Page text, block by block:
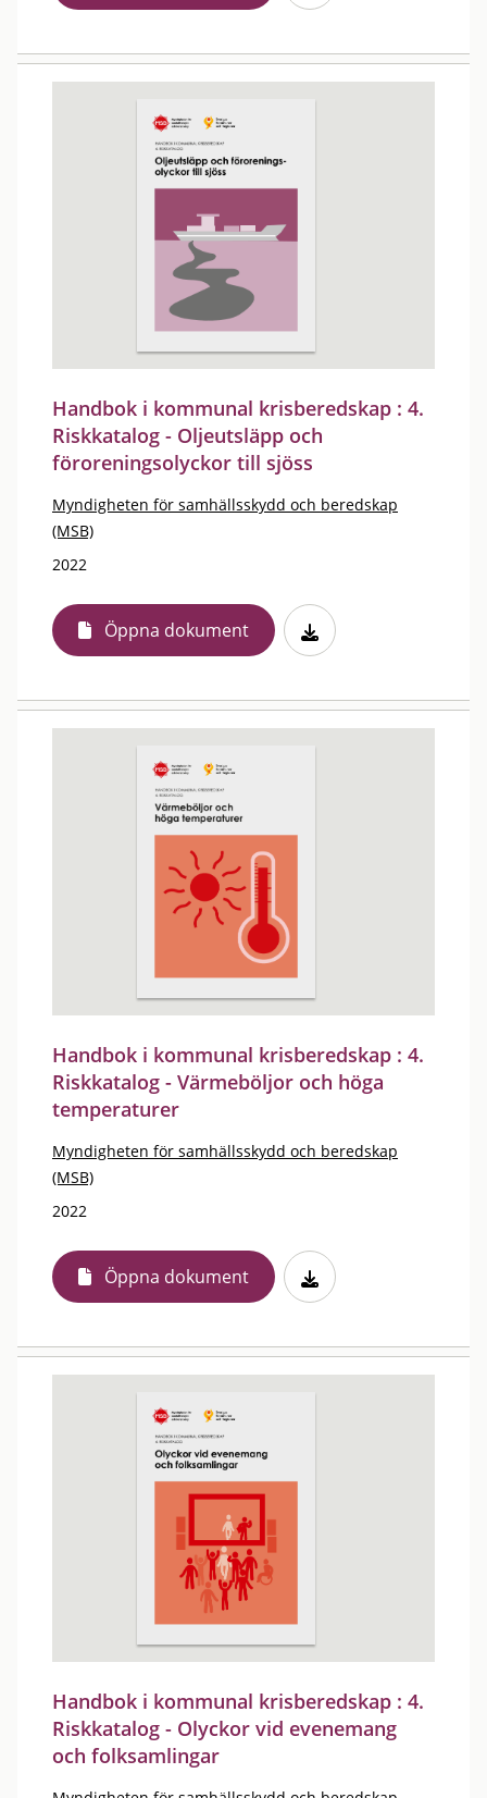
Handbok i kommunal krisberedskap : 4.
Riskkatalog - Oljeutsläpp och
föroreningsolyckor till sjöss
Myndigheten för samhällsskydd och beredskap
(MSB)
2022
Öppna dokument
Handbok i kommunal krisberedskap : 4.
Riskkatalog - Värmeböljor och höga
temperaturer
Myndigheten för samhällsskydd och beredskap
(MSB)
2022
Öppna dokument
Handbok i kommunal krisberedskap : 4.
Riskkatalog - Olyckor vid evenemang
och folksamlingar